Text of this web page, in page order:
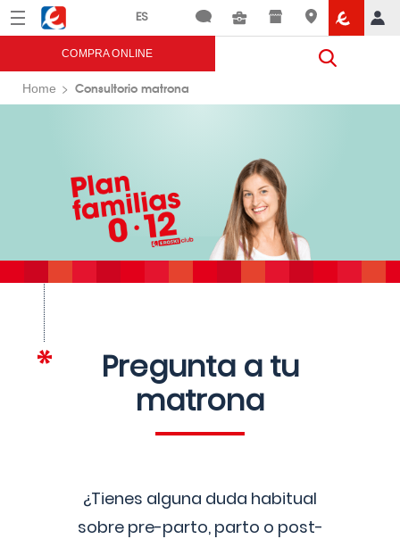
Menú Eroski
COMPRA ONLINE
Home Consultorio matrona
Pregunta a tu
matrona
¿Tienes alguna duda habitual
sobre pre-parto, parto o post-